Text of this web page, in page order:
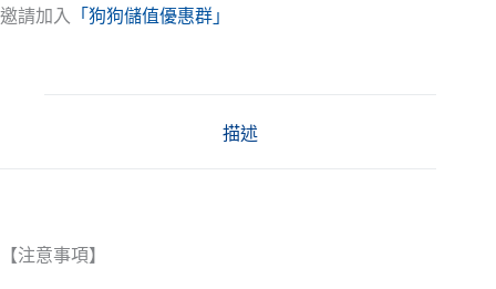
邀請加入 「狗狗儲值優惠群」
描述
【注意事項】